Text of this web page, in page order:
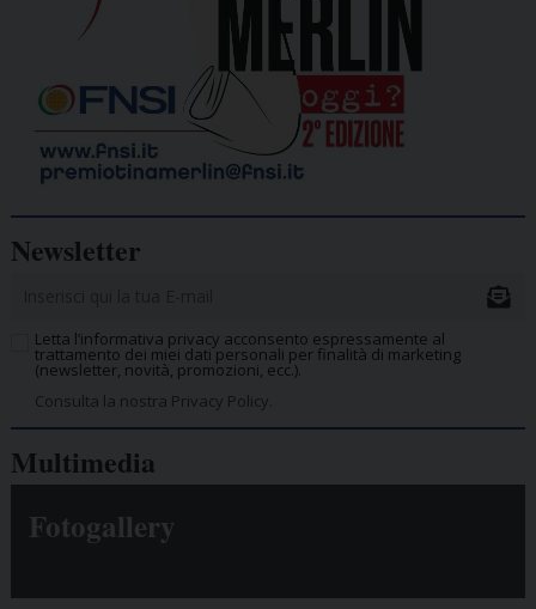
Newsletter
Letta l’informativa privacy acconsento espressamente al
trattamento dei miei dati personali per finalità di marketing
(newsletter, novità, promozioni, ecc.).
Consulta la nostra Privacy Policy.
Multimedia
Fotogallery